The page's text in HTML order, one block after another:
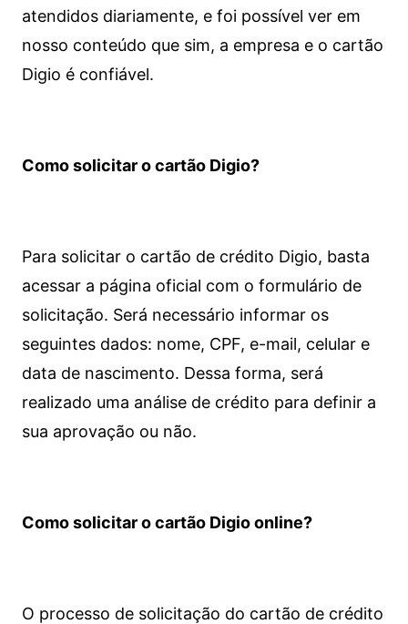
atendidos diariamente, e foi possível ver em
nosso conteúdo que sim, a empresa e o cartão
Digio é confiável.
Como solicitar o cartão Digio?
Para solicitar o cartão de crédito Digio, basta
acessar a página oficial com o formulário de
solicitação. Será necessário informar os
seguintes dados: nome, CPF, e-mail, celular e
data de nascimento. Dessa forma, será
realizado uma análise de crédito para definir a
sua aprovação ou não.
Como solicitar o cartão Digio online?
O processo de solicitação do cartão de crédito